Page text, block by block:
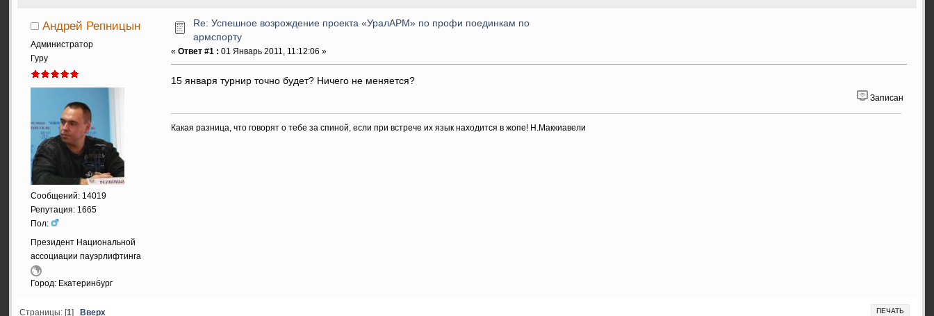
Андрей Репницын
Администратор
Гуру
Сообщений: 14019
Репутация: 1665
Пол:
Президент Национальной
ассоциации пауэрлифтинга
Город: Екатеринбург
Re: Успешное возрождение проекта «УралАРМ» по профи поединкам по
армспорту
« Ответ #1 : 01 Январь 2011, 11:12:06 »
15 января турнир точно будет? Ничего не меняется?
Записан
Какая разница, что говорят о тебе за спиной, если при встрече их язык находится в жопе! Н.Маккиавели
ПЕЧАТЬ
Страницы: [1] Вверх